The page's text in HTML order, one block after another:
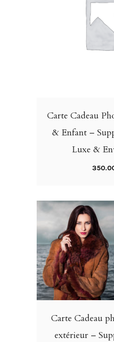
Carte Cadeau
& Enfant –
Luxe &
Carte Cadeau
extérieur –